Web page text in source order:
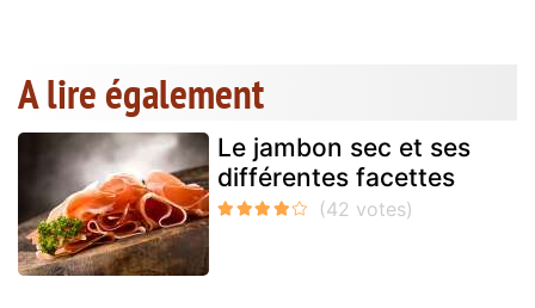
A lire également
Le jambon sec et ses
différentes facettes